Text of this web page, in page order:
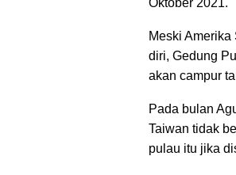
Meski
diri, Gedung
akan campur
Pada bulan
Taiwan tidak
pulau itu jika